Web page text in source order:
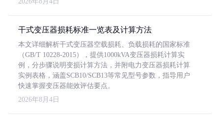
干式变压器损耗标准一览表及计算方法
本文详细解析干式变压器空载损耗、负载损耗的国家标准
（GB/T 10228-2015），提供1000kVA变压器损耗计算实
例，分步骤说明变损计算方法，并附电力变压器损耗计算
实例表格，涵盖SCB10/SCB13等常见型号参数，指导用户
快速掌握变压器能效评估要点。
2026年8月4日